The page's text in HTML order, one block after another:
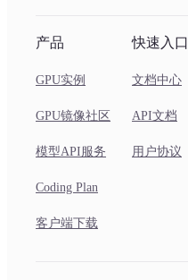
产品
GPU实例
GPU镜像社区
模型API服务
Coding Plan
客户端下载
快速入口
文档中心
API文档
用户协议